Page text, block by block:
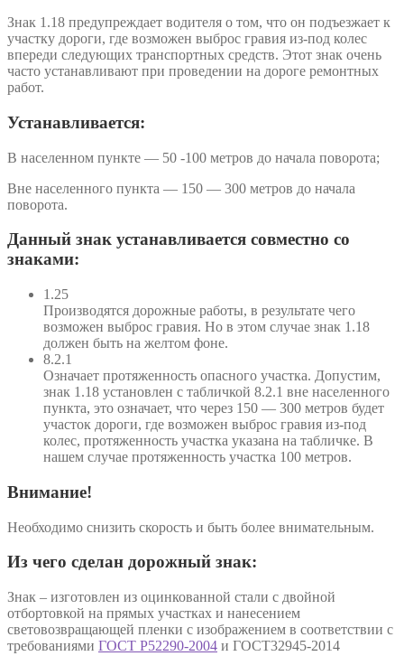
Знак 1.18 предупреждает водителя о том, что он подъезжает к
участку дороги, где возможен выброс гравия из-под колес
впереди следующих транспортных средств. Этот знак очень
часто устанавливают при проведении на дороге ремонтных
работ.
Устанавливается:
В населенном пункте — 50 -100 метров до начала поворота;
Вне населенного пункта — 150 — 300 метров до начала
поворота.
Данный знак устанавливается совместно со
знаками:
1.25
Производятся дорожные работы, в результате чего
возможен выброс гравия. Но в этом случае знак 1.18
должен быть на желтом фоне.
8.2.1
Означает протяженность опасного участка. Допустим,
знак 1.18 установлен с табличкой 8.2.1 вне населенного
пункта, это означает, что через 150 — 300 метров будет
участок дороги, где возможен выброс гравия из-под
колес, протяженность участка указана на табличке. В
нашем случае протяженность участка 100 метров.
Внимание!
Необходимо снизить скорость и быть более внимательным.
Из чего сделан дорожный знак:
Знак – изготовлен из оцинкованной стали с двойной
отбортовкой на прямых участках и нанесением
световозвращающей пленки с изображением в соответствии с
требованиями ГОСТ Р52290-2004 и ГОСТ32945-2014